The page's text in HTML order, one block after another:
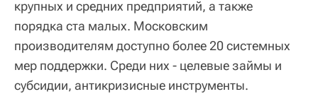
крупных и средних предприятий, а также
порядка ста малых. Московским
производителям доступно более 20 системных
мер поддержки. Среди них - целевые займы и
субсидии, антикризисные инструменты.